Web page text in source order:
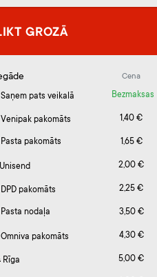
GROZĀ
Cena
Saņem pats veikalā Bezmaksas
Venipak pakomāts
1,40 €
Pasta pakomāts
1,65 €
Unisend
2,00 €
DPD pakomāts
2,25 €
Pasta nodaļa
3,50 €
Omniva pakomāts
4,30 €
Rīga
5,00 €